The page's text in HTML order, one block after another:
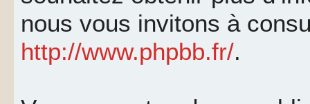
nous vous invitons à
http://www.phpbb.fr/.